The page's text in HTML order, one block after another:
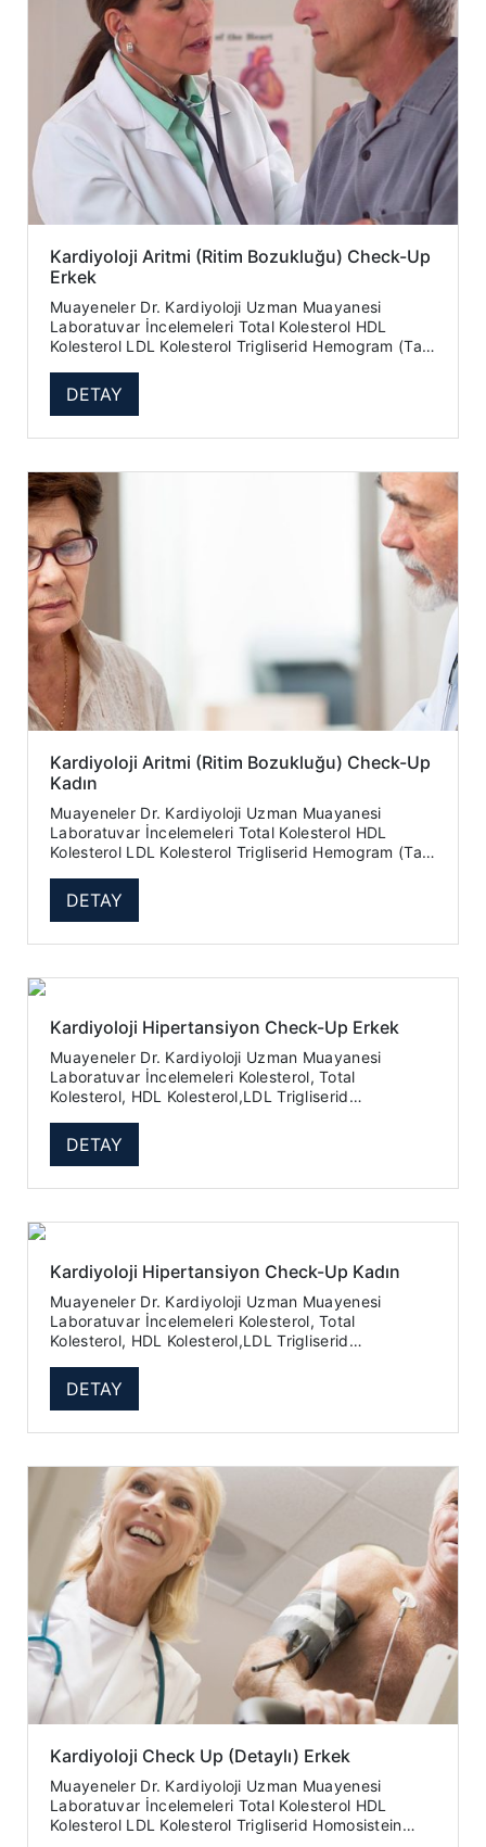
Kardiyoloji Aritmi (Ritim Bozukluğu) Check-Up
Erkek
Muayeneler Dr. Kardiyoloji Uzman Muayanesi
Laboratuvar İncelemeleri Total Kolesterol HDL
Kolesterol LDL Kolesterol Trigliserid Hemogram (Tam
DETAY
Kardiyoloji Aritmi (Ritim Bozukluğu) Check-Up
Kadın
Muayeneler Dr. Kardiyoloji Uzman Muayanesi
Laboratuvar İncelemeleri Total Kolesterol HDL
Kolesterol LDL Kolesterol Trigliserid Hemogram (Tam
DETAY
Kardiyoloji Hipertansiyon Check-Up Erkek
Muayeneler Dr. Kardiyoloji Uzman Muayanesi
Laboratuvar İncelemeleri Kolesterol, Total
Kolesterol, HDL Kolesterol,LDL Trigliserid
DETAY
Kardiyoloji Hipertansiyon Check-Up Kadın
Muayeneler Dr. Kardiyoloji Uzman Muayenesi
Laboratuvar İncelemeleri Kolesterol, Total
Kolesterol, HDL Kolesterol,LDL Trigliserid
DETAY
Kardiyoloji Check Up (Detaylı) Erkek
Muayeneler Dr. Kardiyoloji Uzman Muayenesi
Laboratuvar İncelemeleri Total Kolesterol HDL
Kolesterol LDL Kolesterol Trigliserid Homosistein